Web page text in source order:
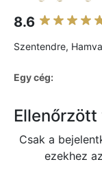
8.6
Szentendre,
Egy cég:
Csak a
ezekhez